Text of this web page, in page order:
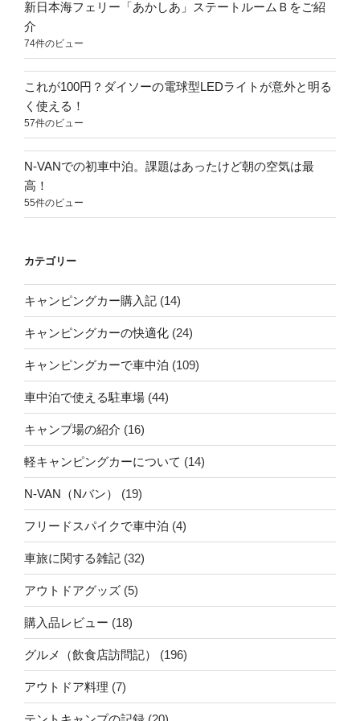
新日本海フェリー「あかしあ」ステートルームＢをご紹
介
74件のビュー
これが100円？ダイソーの電球型LEDライトが意外と明る
く使える！
57件のビュー
N-VANでの初車中泊。課題はあったけど朝の空気は最
高！
55件のビュー
カテゴリー
キャンピングカー購入記 (14)
キャンピングカーの快適化 (24)
キャンピングカーで車中泊 (109)
車中泊で使える駐車場 (44)
キャンプ場の紹介 (16)
軽キャンピングカーについて (14)
N-VAN（Nバン） (19)
フリードスパイクで車中泊 (4)
車旅に関する雑記 (32)
アウトドアグッズ (5)
購入品レビュー (18)
グルメ（飲食店訪問記） (196)
アウトドア料理 (7)